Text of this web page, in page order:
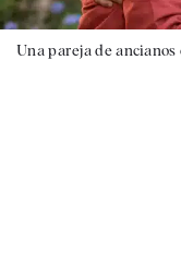
Una pareja de